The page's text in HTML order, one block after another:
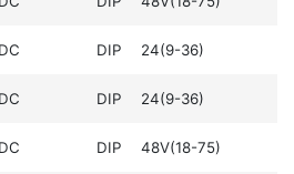
DIP 24(9-36)
DIP 24(9-36)
DIP 48V(18-75)